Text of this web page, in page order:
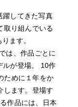
躍してきた写真
取り組んでいる
ます。
は、作品ごとに
ルが登場。 10作
ために１年をか
します。登場す
作品には、日本